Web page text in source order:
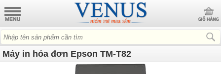
Máy in hóa đơn Epson TM-T82